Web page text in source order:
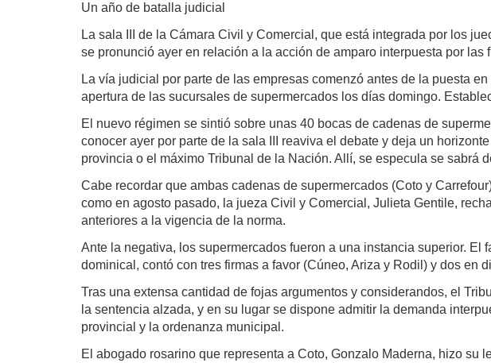
Un año de batalla judicial
La sala III de la Cámara Civil y Comercial, que está integrada por los
se pronunció ayer en relación a la acción de amparo interpuesta por las
La vía judicial por parte de las empresas comenzó antes de la puesta
apertura de las sucursales de supermercados los días domingo.
El nuevo régimen se sintió sobre unas 40 bocas de cadenas de
conocer ayer por parte de la sala III reaviva el debate y deja un
provincia o el máximo Tribunal de la Nación. Allí, se especula se sabrá
Cabe recordar que ambas cadenas de supermercados (Coto y
como en agosto pasado, la jueza Civil y Comercial, Julieta Gentile,
anteriores a la vigencia de la norma.
Ante la negativa, los supermercados fueron a una instancia superior.
dominical, contó con tres firmas a favor (Cúneo, Ariza y Rodil) y dos en
Tras una extensa cantidad de fojas argumentos y considerandos, el
la sentencia alzada, y en su lugar se dispone admitir la demanda
provincial y la ordenanza municipal.
El abogado rosarino que representa a Coto, Gonzalo Maderna, hizo su